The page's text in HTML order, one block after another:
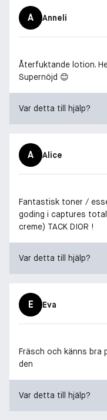
A Anneli
Återfuktande lotion.
Supernöjd 😊
Var detta till hjälp?
A Alice
Fantastisk toner /
goding i captures
creme) TACK DIOR !
Var detta till hjälp?
E Eva
Fräsch och känns bra
den
Var detta till hjälp?